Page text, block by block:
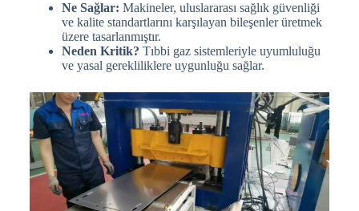
Ne Sağlar: Makineler, uluslararası sağlık güvenliği
ve kalite standartlarını karşılayan bileşenler üretmek
üzere tasarlanmıştır.
Neden Kritik? Tıbbi gaz sistemleriyle uyumluluğu
ve yasal gerekliliklere uygunluğu sağlar.